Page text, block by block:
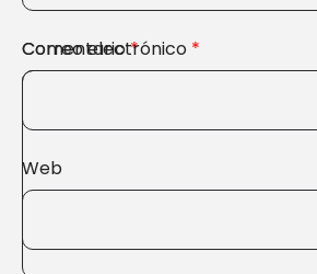
Comentario*
Correo electrónico *
Web